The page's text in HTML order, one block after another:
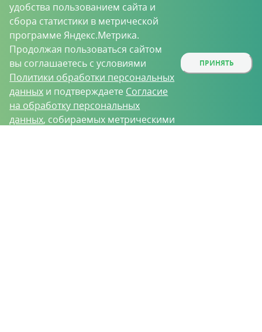
удобства пользованием сайта и
сбора статистики в метрической
программе Яндекс.Метрика.
Продолжая пользоваться сайтом
вы соглашаетесь с условиями
Политики обработки персональных
данных и подтверждаете Согласие
на обработку персональных
данных, собираемых метрическими
ПРИНЯТЬ